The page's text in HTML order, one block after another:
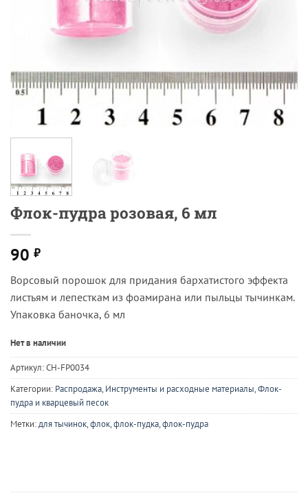
Флок-пудра розовая, 6 мл
90 ₽
Ворсовый порошок для придания бархатистого эффекта
листьям и лепесткам из фоамирана или пыльцы тычинкам.
Упаковка баночка, 6 мл
Нет в наличии
Артикул:CH-FP0034
Категории: Распродажа,Инструменты и расходные материалы,Флок-
пудра и кварцевый песок
Метки:для тычинок,флок,флок-пудка,флок-пудра